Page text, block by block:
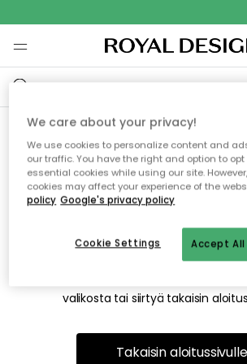
Emme
etsimääsi
Tämä voi johtua siitä, että sivua ei enää
on siirretty muualle. Pahoittelemme
valikosta tai siirtyä takaisin
Takaisin aloitussivulle
We care about your privacy!
We use cookies to personalize content and
our traffic. You have the right and option to
essential cookies while using our site.
cookies may affect your experience of the
policy Google's privacy policy
Accept All
Cookie Settings